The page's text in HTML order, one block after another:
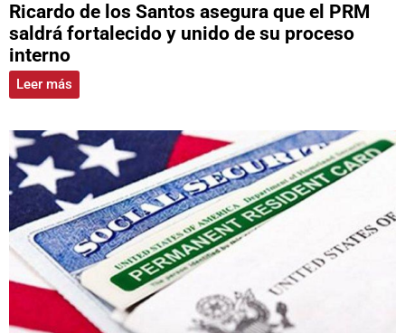
Ricardo de los Santos asegura que el PRM
saldrá fortalecido y unido de su proceso
interno
Leer más